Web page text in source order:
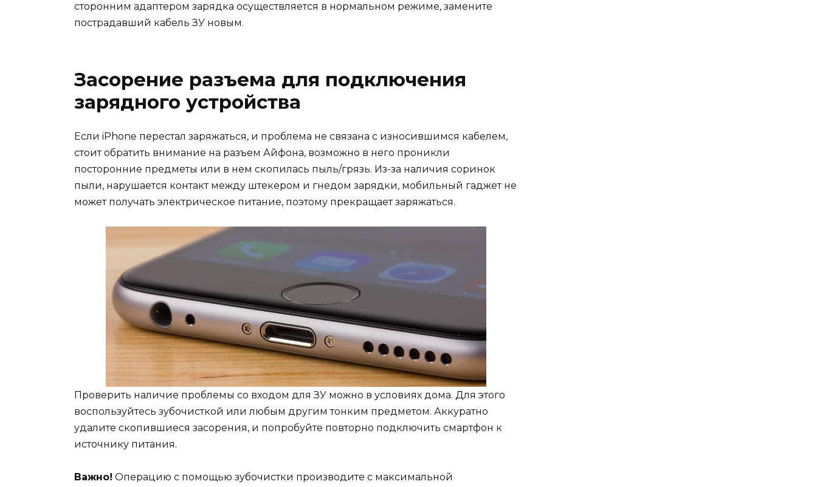
сторонним адаптером зарядка осуществляется в нормальном режиме, замените
пострадавший кабель ЗУ новым.
Засорение разъема для подключения
зарядного устройства
Если iPhone перестал заряжаться, и проблема не связана с износившимся кабелем,
стоит обратить внимание на разъем Айфона, возможно в него проникли
посторонние предметы или в нем скопилась пыль/грязь. Из-за наличия соринок
пыли, нарушается контакт между штекером и гнедом зарядки, мобильный гаджет не
может получать электрическое питание, поэтому прекращает заряжаться.
Проверить наличие проблемы со входом для ЗУ можно в условиях дома. Для этого
воспользуйтесь зубочисткой или любым другим тонким предметом. Аккуратно
удалите скопившиеся засорения, и попробуйте повторно подключить смартфон к
источнику питания.
Важно! Операцию с помощью зубочистки производите с максимальной